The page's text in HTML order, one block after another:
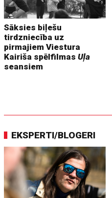
Sāksies biļešu
tirdzniecība uz
pirmajiem Viestura
Kairiša spēlfilmasUļa
seansiem
EKSPERTI/BLOGERI